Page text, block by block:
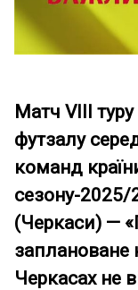
Матч VIII
футзалу
команд
сезону-
(Черкаси) —
заплановане
Черкасах не